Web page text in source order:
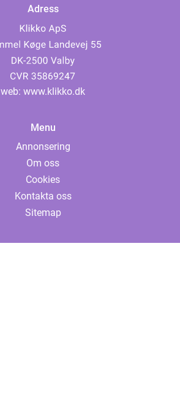
Adress
web: www.klikko.dk
Menu
Annonsering
Om oss
Cookies
Kontakta oss
Sitemap